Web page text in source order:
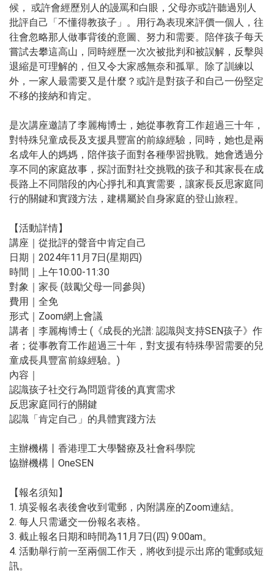
候， 或許會經歷別人的謾罵和白眼，父母亦或許聽過別人
批評自己「不懂得教孩子」。用行為表現來評價一個人，往
往會忽略那人做事背後的意圖、努力和需要。陪伴孩子每天
嘗試去攀這高山，同時經歷一次次被批判和被誤解，反擊與
退縮是可理解的，但又令大家感無奈和孤單。除了訓練以
外，一家人最需要又是什麼？或許是對孩子和自己一份堅定
不移的接納和肯定。
是次講座邀請了李麗梅博士，她從事教育工作超過三十年，
對特殊兒童成長及支援具豐富的前線經驗，同時，她也是兩
名成年人的媽媽，陪伴孩子面對各種學習挑戰。她會透過分
享不同的家庭故事，探討面對社交挑戰的孩子和其家長在成
長路上不同階段的內心掙扎和真實需要，讓家長反思家庭同
行的關鍵和實踐方法，建構屬於自身家庭的登山旅程。
【活動詳情】
講座｜從批評的聲音中肯定自己
日期｜2024年11月7日(星期四)
時間｜上午10:00-11:30
對象｜家長 (鼓勵父母一同參與)
費用｜全免
形式｜Zoom網上會議
講者｜李麗梅博士 (《成長的光譜: 認識與支持SEN孩子》作
者；從事教育工作超過三十年，對支援有特殊學習需要的兒
童成長具豐富前線經驗。)
內容｜
認識孩子社交行為問題背後的真實需求
反思家庭同行的關鍵
認識「肯定自己」的具體實踐方法
主辦機構丨香港理工大學醫療及社會科學院
協辦機構丨OneSEN
【報名須知】
1. 填妥報名表後會收到電郵，內附講座的Zoom連結。
2. 每人只需遞交一份報名表格。
3. 截止報名日期和時間為11月7日(四) 9:00am。
4. 活動舉行前一至兩個工作天，將收到提示出席的電郵或短
訊。